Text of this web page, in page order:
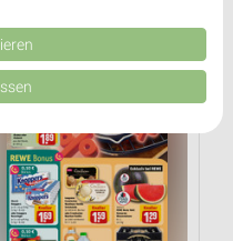
Quellen. Entwicklung und
Daten zur Auswahl
weitergegeben und in die